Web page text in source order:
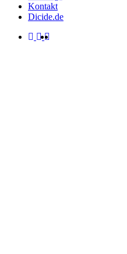
Kontakt
Dicide.de
facebook
linkedin
instagram